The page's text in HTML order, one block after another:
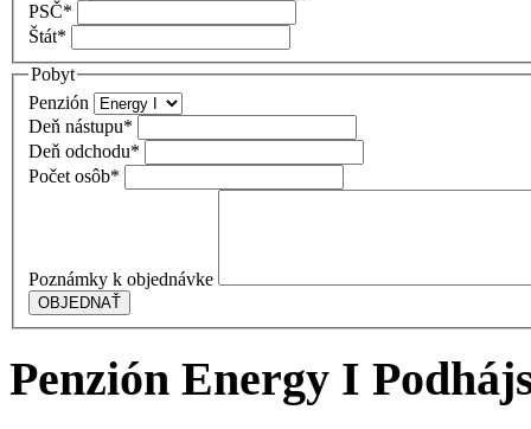
PSČ*
Štát*
Pobyt
Penzión
Deň nástupu*
Deň odchodu*
Počet osôb*
Poznámky k objednávke
Penzión Energy I